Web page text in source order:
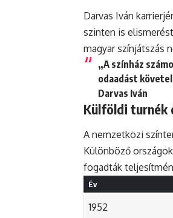
Darvas Iván
szinten is
magyar színjátszás
„A színház
odaadást
Darvas Iván
Külföldi turnék
A nemzetközi
Különböző
fogadták
Év
1952